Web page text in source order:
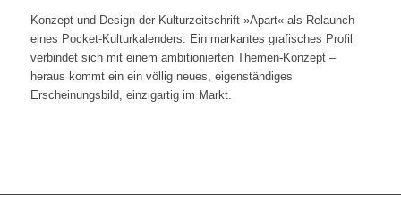
Konzept und Design der Kulturzeitschrift »Apart« als Relaunch
eines Pocket-Kulturkalenders. Ein markantes grafisches Profil
verbindet sich mit einem ambitionierten Themen-Konzept –
heraus kommt ein ein völlig neues, eigenständiges
Erscheinungsbild, einzigartig im Markt.